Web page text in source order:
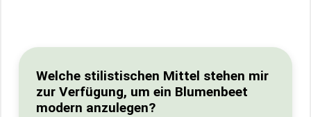
Welche stilistischen Mittel stehen mir
zur Verfügung, um ein Blumenbeet
modern anzulegen?